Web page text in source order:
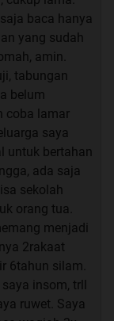
ane
mantep ke
90 hari
akhir..
sharing sebuah
muda sampai
baca hanya
yang sudah
amin.
tabungan
belum
coba lamar
saya
untuk bertahan
ada saja
sekolah
orang tua.
menjadi
2rakaat
6tahun silam.
insom, trll
ruwet. Saya